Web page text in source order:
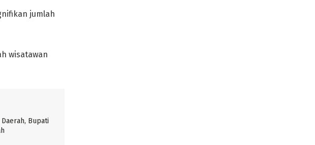
jumlah
wisatawan
Bupati